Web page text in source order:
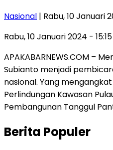
Nasional | Rabu, 10 Januari
Rabu, 10 Januari 2024 -
APAKABARNEWS.COM –
Subianto menjadi
nasional. Yang
Perlindungan Kawasan
Pembangunan Tanggul
Berita Populer